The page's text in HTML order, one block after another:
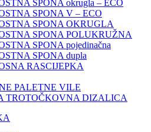
SPONA okrugla – ECO
SPONA V – ECO
SPONA OKRUGLA
SPONA POLUKRUŽNA
SPONA pojedinačna
SPONA dupla
RASCIJEPKA
PALETNE VILE
TROTOČKOVNA DIZALICA